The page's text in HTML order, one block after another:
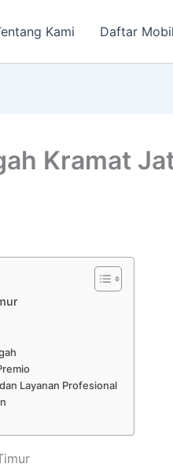
Kami Daftar Mobil
Kramat
Layanan Profesional